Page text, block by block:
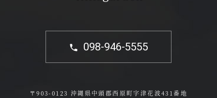
098-946-5555
〒903-0123 沖縄県中頭郡西原町字津花波431番地